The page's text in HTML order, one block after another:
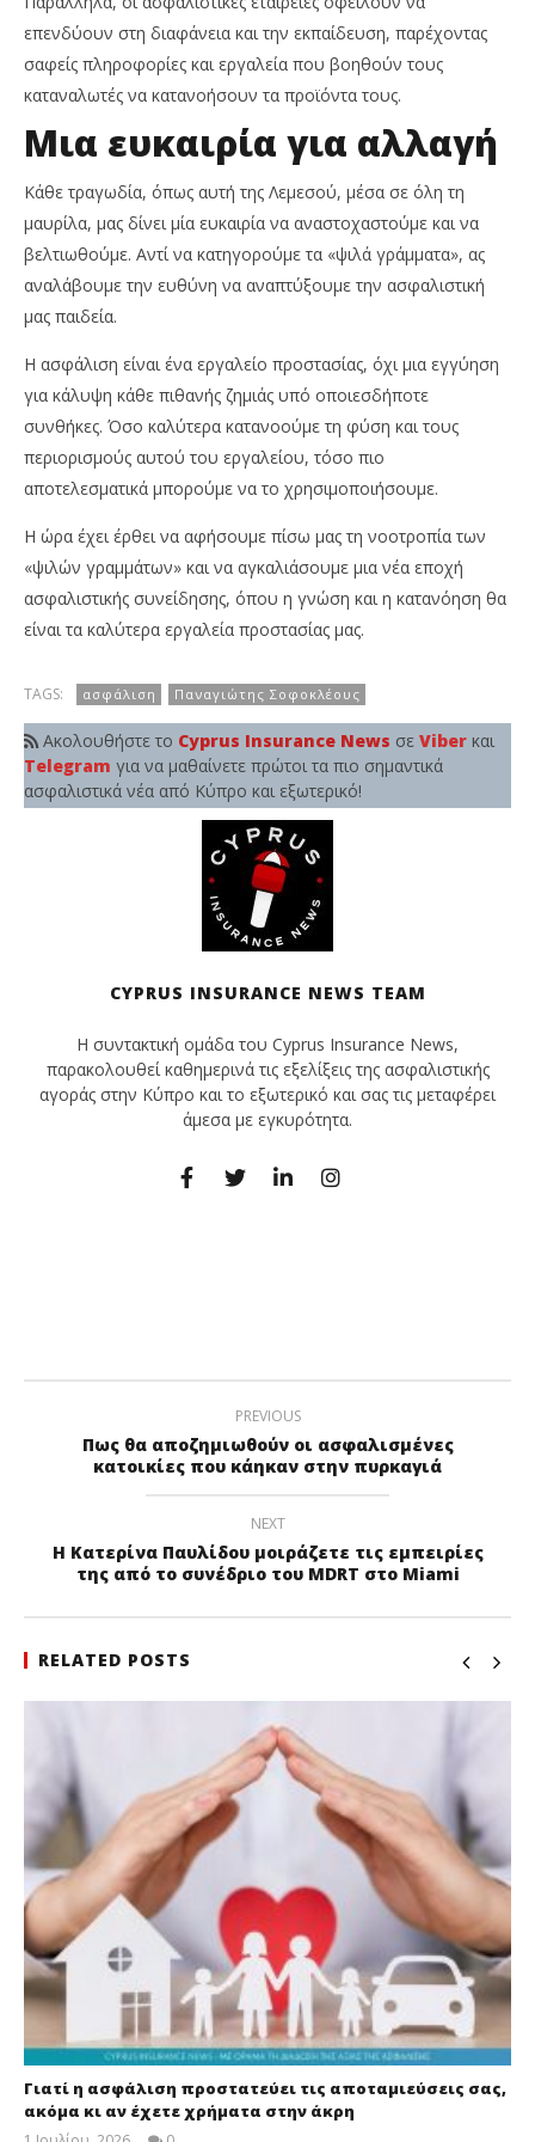
επενδύουν στη διαφάνεια και την εκπαίδευση, παρέχοντας
σαφείς πληροφορίες και εργαλεία που βοηθούν τους
καταναλωτές να κατανοήσουν τα προϊόντα τους.
Μια ευκαιρία για αλλαγή
Κάθε τραγωδία, όπως αυτή της Λεμεσού, μέσα σε όλη τη
μαυρίλα, μας δίνει μία ευκαιρία να αναστοχαστούμε και να
βελτιωθούμε. Αντί να κατηγορούμε τα «ψιλά γράμματα», ας
αναλάβουμε την ευθύνη να αναπτύξουμε την ασφαλιστική
μας παιδεία.
Η ασφάλιση είναι ένα εργαλείο προστασίας, όχι μια εγγύηση
για κάλυψη κάθε πιθανής ζημιάς υπό οποιεσδήποτε
συνθήκες. Όσο καλύτερα κατανοούμε τη φύση και τους
περιορισμούς αυτού του εργαλείου, τόσο πιο
αποτελεσματικά μπορούμε να το χρησιμοποιήσουμε.
Η ώρα έχει έρθει να αφήσουμε πίσω μας τη νοοτροπία των
«ψιλών γραμμάτων» και να αγκαλιάσουμε μια νέα εποχή
ασφαλιστικής συνείδησης, όπου η γνώση και η κατανόηση θα
είναι τα καλύτερα εργαλεία προστασίας μας.
TAGS: ασφάλιση Παναγιώτης Σοφοκλέους
Ακολουθήστε το Cyprus Insurance News σε Viber και
Telegram για να μαθαίνετε πρώτοι τα πιο σημαντικά
ασφαλιστικά νέα από Κύπρο και εξωτερικό!
CYPRUS INSURANCE NEWS TEAM
Η συντακτική ομάδα του Cyprus Insurance News,
παρακολουθεί καθημερινά τις εξελίξεις της ασφαλιστικής
αγοράς στην Κύπρο και το εξωτερικό και σας τις μεταφέρει
άμεσα με εγκυρότητα.
PREVIOUS
Πως θα αποζημιωθούν οι ασφαλισμένες
κατοικίες που κάηκαν στην πυρκαγιά
NEXT
Η Κατερίνα Παυλίδου μοιράζετε τις εμπειρίες
της από το συνέδριο του MDRT στο Miami
RELATED POSTS
Γιατί η ασφάλιση προστατεύει τις αποταμιεύσεις σας,
ακόμα κι αν έχετε χρήματα στην άκρη